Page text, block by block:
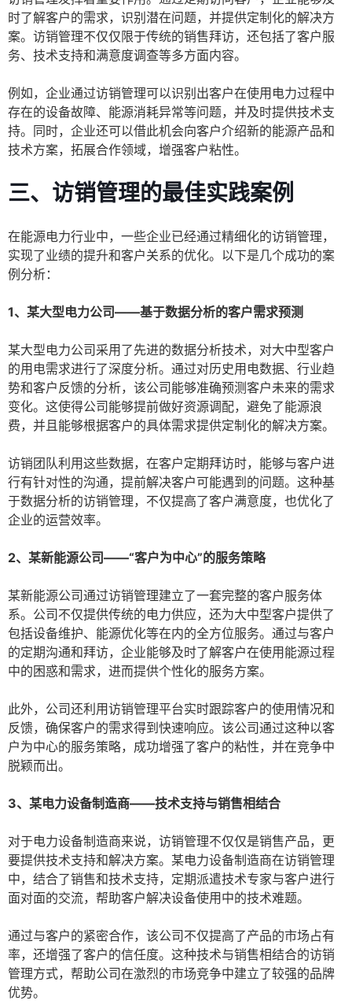
时了解客户的需求，识别潜在问题，并提供定制化的解决方
案。访销管理不仅仅限于传统的销售拜访，还包括了客户服
务、技术支持和满意度调查等多方面内容。
例如，企业通过访销管理可以识别出客户在使用电力过程中
存在的设备故障、能源消耗异常等问题，并及时提供技术支
持。同时，企业还可以借此机会向客户介绍新的能源产品和
技术方案，拓展合作领域，增强客户粘性。
三、访销管理的最佳实践案例
在能源电力行业中，一些企业已经通过精细化的访销管理，
实现了业绩的提升和客户关系的优化。以下是几个成功的案
例分析：
1、某大型电力公司——基于数据分析的客户需求预测
某大型电力公司采用了先进的数据分析技术，对大中型客户
的用电需求进行了深度分析。通过对历史用电数据、行业趋
势和客户反馈的分析，该公司能够准确预测客户未来的需求
变化。这使得公司能够提前做好资源调配，避免了能源浪
费，并且能够根据客户的具体需求提供定制化的解决方案。
访销团队利用这些数据，在客户定期拜访时，能够与客户进
行有针对性的沟通，提前解决客户可能遇到的问题。这种基
于数据分析的访销管理，不仅提高了客户满意度，也优化了
企业的运营效率。
2、某新能源公司——“客户为中心”的服务策略
某新能源公司通过访销管理建立了一套完整的客户服务体
系。公司不仅提供传统的电力供应，还为大中型客户提供了
包括设备维护、能源优化等在内的全方位服务。通过与客户
的定期沟通和拜访，企业能够及时了解客户在使用能源过程
中的困惑和需求，进而提供个性化的服务方案。
此外，公司还利用访销管理平台实时跟踪客户的使用情况和
反馈，确保客户的需求得到快速响应。该公司通过这种以客
户为中心的服务策略，成功增强了客户的粘性，并在竞争中
脱颖而出。
3、某电力设备制造商——技术支持与销售相结合
对于电力设备制造商来说，访销管理不仅仅是销售产品，更
要提供技术支持和解决方案。某电力设备制造商在访销管理
中，结合了销售和技术支持，定期派遣技术专家与客户进行
面对面的交流，帮助客户解决设备使用中的技术难题。
通过与客户的紧密合作，该公司不仅提高了产品的市场占有
率，还增强了客户的信任度。这种技术与销售相结合的访销
管理方式，帮助公司在激烈的市场竞争中建立了较强的品牌
优势。